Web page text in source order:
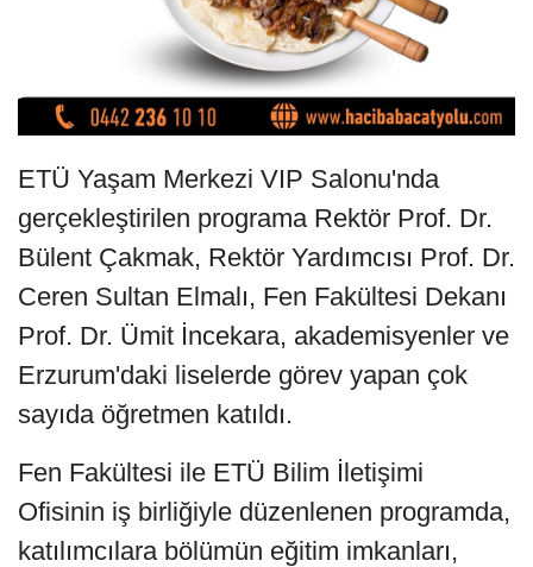
ETÜ Yaşam Merkezi VIP Salonu'nda
gerçekleştirilen programa Rektör Prof. Dr.
Bülent Çakmak, Rektör Yardımcısı Prof. Dr.
Ceren Sultan Elmalı, Fen Fakültesi Dekanı
Prof. Dr. Ümit İncekara, akademisyenler ve
Erzurum'daki liselerde görev yapan çok
sayıda öğretmen katıldı.
Fen Fakültesi ile ETÜ Bilim İletişimi
Ofisinin iş birliğiyle düzenlenen programda,
katılımcılara bölümün eğitim imkanları,